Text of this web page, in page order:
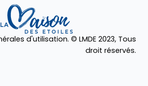
d'utilisation. © LMDE 2023, Tous
droit réservés.